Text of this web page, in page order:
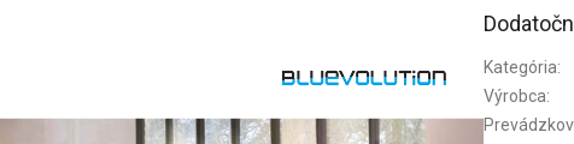
Kategória:
Výrobca: